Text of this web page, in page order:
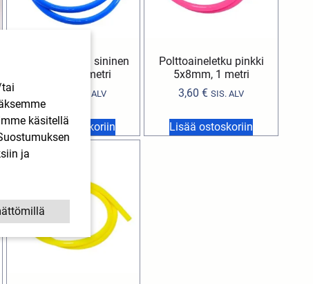
Polttoaineletku sininen
5x8mm, 1 metri
SIS. ALV
Lisää ostoskoriin
Polttoaineletku pinkki
5x8mm, 1 metri
3,60€ SIS. ALV
Lisää ostoskoriin
käsitellä
ja